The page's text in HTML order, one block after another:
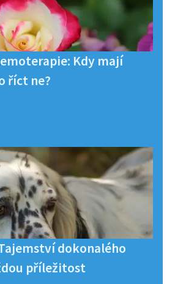
Kdy mají
říct ne?
dokonalého
příležitost